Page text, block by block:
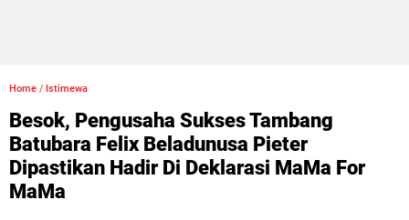
Home / Istimewa
Besok, Pengusaha Sukses Tambang
Batubara Felix Beladunusa Pieter
Dipastikan Hadir Di Deklarasi MaMa For
MaMa